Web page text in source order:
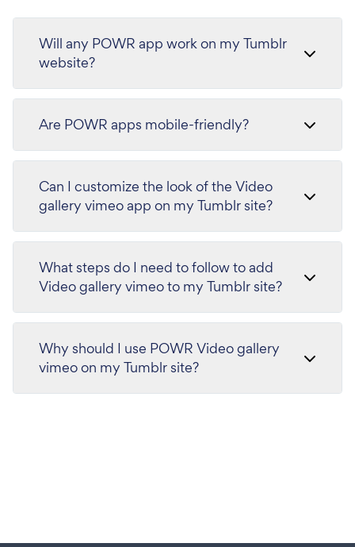
Will any POWR app work on my Tumblr
website?
Are POWR apps mobile-friendly?
Can I customize the look of the Video
gallery vimeo app on my Tumblr site?
What steps do I need to follow to add
Video gallery vimeo to my Tumblr site?
Why should I use POWR Video gallery
vimeo on my Tumblr site?